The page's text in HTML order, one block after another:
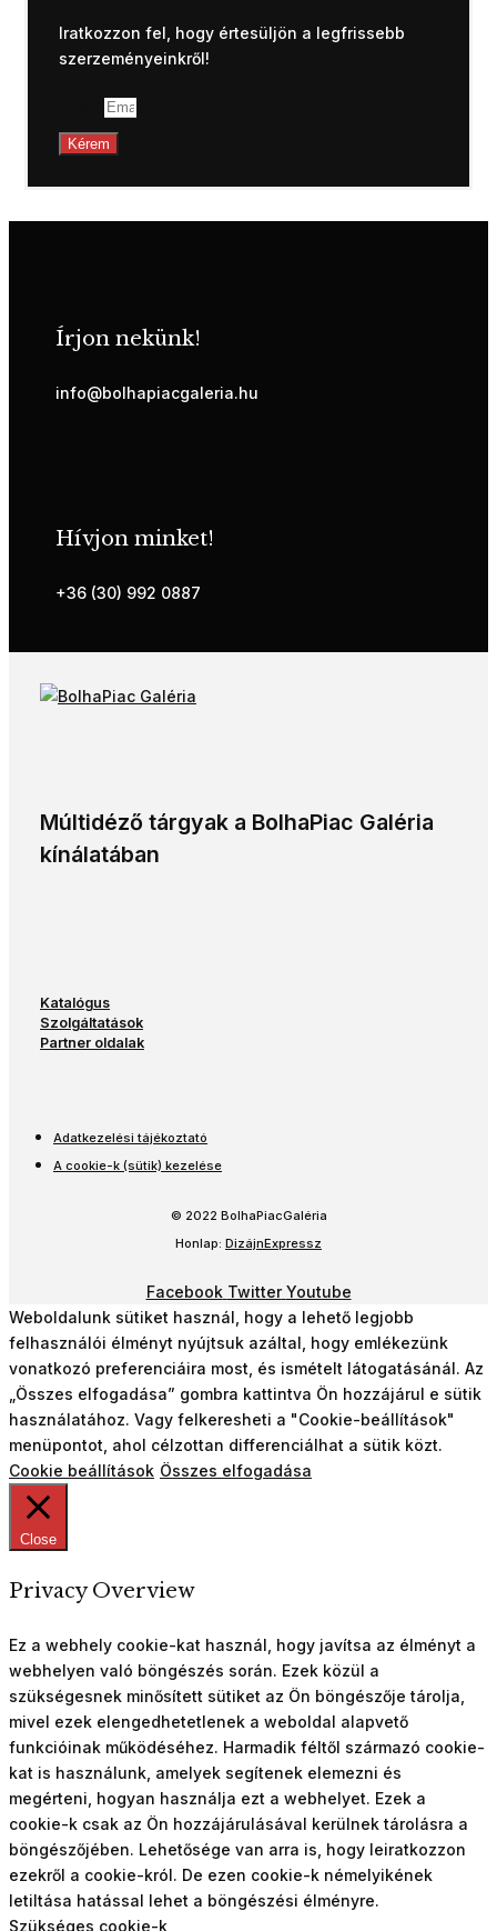
Iratkozzon fel, hogy értesüljön a legfrissebb
szerzeményeinkről!
Kérem
Írjon nekünk!
info@bolhapiacgaleria.hu
Hívjon minket!
+36 (30) 992 0887
Múltidéző tárgyak a BolhaPiac Galéria
kínálatában
Katalógus
Szolgáltatások
Partner oldalak
Adatkezelési tájékoztató
A cookie-k (sütik) kezelése
© 2022 BolhaPiacGaléria
Honlap: DizájnExpressz
Facebook Twitter Youtube
Weboldalunk sütiket használ, hogy a lehető legjobb
felhasználói élményt nyújtsuk azáltal, hogy emlékezünk
vonatkozó preferenciáira most, és ismételt látogatásánál. Az
„Összes elfogadása” gombra kattintva Ön hozzájárul e sütik
használatához. Vagy felkeresheti a "Cookie-beállítások"
menüpontot, ahol célzottan differenciálhat a sütik közt.
Cookie beállítások Összes elfogadása
Close
Privacy Overview
Ez a webhely cookie-kat használ, hogy javítsa az élményt a
webhelyen való böngészés során. Ezek közül a
szükségesnek minősített sütiket az Ön böngészője tárolja,
mivel ezek elengedhetetlenek a weboldal alapvető
funkcióinak működéséhez. Harmadik féltől származó cookie-
kat is használunk, amelyek segítenek elemezni és
megérteni, hogyan használja ezt a webhelyet. Ezek a
cookie-k csak az Ön hozzájárulásával kerülnek tárolásra a
böngészőjében. Lehetősége van arra is, hogy leiratkozzon
ezekről a cookie-król. De ezen cookie-k némelyikének
letiltása hatással lehet a böngészési élményre.
Szükséges cookie-k